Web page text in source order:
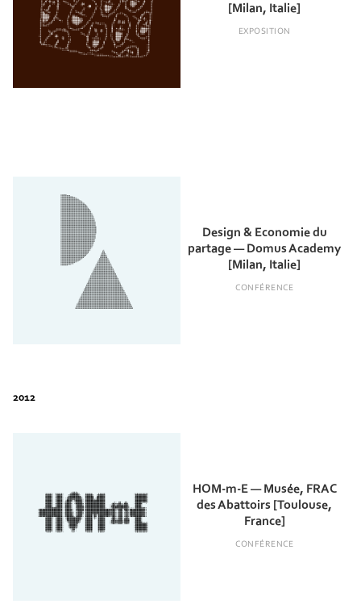
[Milan, Italie]
EXPOSITION
Design & Economie du
partage — Domus Academy
[Milan, Italie]
CONFÉRENCE
HOM-m-E — Musée, FRAC
des Abattoirs [Toulouse,
France]
CONFÉRENCE